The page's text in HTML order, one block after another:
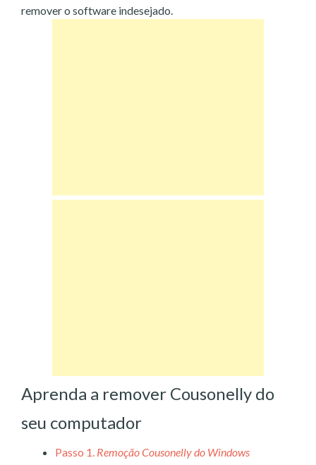
remover o software indesejado.
Aprenda a remover Cousonelly do
seu computador
Passo 1. Remoção Cousonelly do Windows